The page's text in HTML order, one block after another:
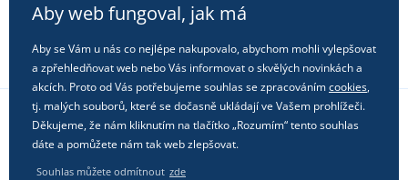
Sledujte nás na sociálních sítích
Aby web fungoval, jak má
Aby se Vám u nás co nejlépe nakupovalo, abychom mohli vylepšovat
a zpřehledňovat web nebo Vás informovat o skvělých novinkách a
akcích. Proto od Vás potřebujeme souhlas se zpracovánímcookies,
tj. malých souborů, které se dočasně ukládají ve Vašem prohlížeči.
Děkujeme, že nám kliknutím na tlačítko „Rozumím“ tento souhlas
dáte a pomůžete nám tak web zlepšovat.
Souhlas můžete odmítnout zde